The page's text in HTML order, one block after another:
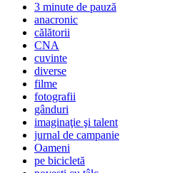
3 minute de pauză
anacronic
călătorii
CNA
cuvinte
diverse
filme
fotografii
gânduri
imaginaţie şi talent
jurnal de campanie
Oameni
pe bicicletă